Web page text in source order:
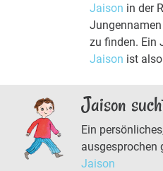
Jaison in der
zu finden. Ein
Jaison ist
Jaison
Ein
ausgesprochen
Jaison